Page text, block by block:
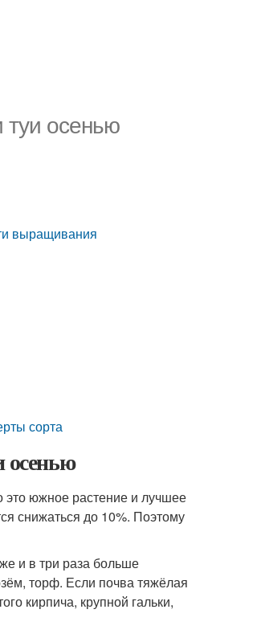
туи осенью
выращивания
сорта
осенью
южное растение и лучшее
снижаться до 10%. Поэтому
и в три раза больше
торф. Если почва тяжёлая
кирпича, крупной гальки,